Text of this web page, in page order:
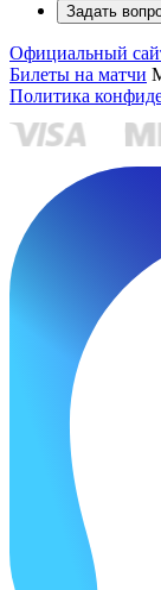
Задать
Официальный
Билеты на матчи
Политика